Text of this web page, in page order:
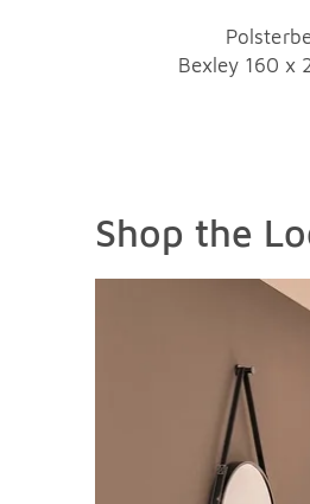
Bexley 160 x
Shop the look
Shop the